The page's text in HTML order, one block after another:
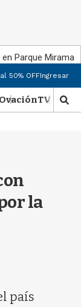
Parque Miramar
50% OFFIngresar
OvaciónTV Show
M
o
la
país